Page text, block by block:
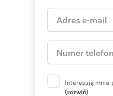
Interesują mnie
(rozwiń)